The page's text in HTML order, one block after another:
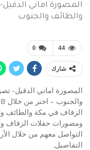
المصورة اماني
والطائف والجنوب
0 44
شارك
المصورة اماني الدقيل-
الزفاف في مكة
ومصورات حفلات الزفاف
التواصل معهم من خلال
التفاصيل.